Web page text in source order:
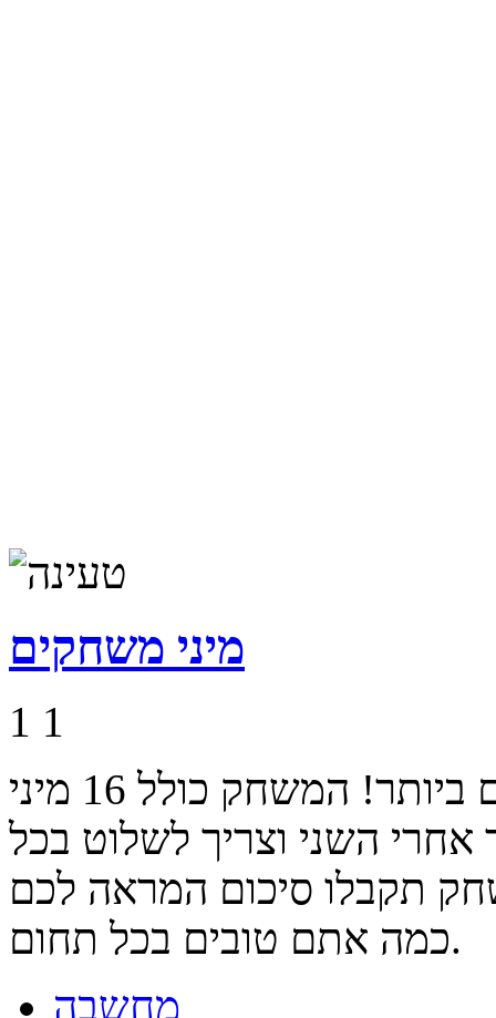
מיני משחקים
1 1
אתם חייבים להיות זריזים ומהירים ביותר! המשחק כולל 16 מיני
השני וצריך לשלוט בכל
תקבלו סיכום המראה לכם
כמה אתם טובים בכל תחום.
מחשבה